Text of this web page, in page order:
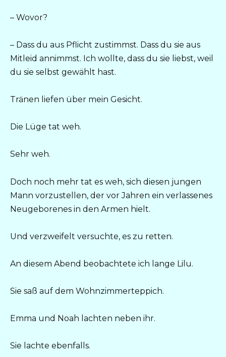
– Wovor?
– Dass du aus Pflicht zustimmst. Dass du sie aus
Mitleid annimmst. Ich wollte, dass du sie liebst, weil
du sie selbst gewählt hast.
Tränen liefen über mein Gesicht.
Die Lüge tat weh.
Sehr weh.
Doch noch mehr tat es weh, sich diesen jungen
Mann vorzustellen, der vor Jahren ein verlassenes
Neugeborenes in den Armen hielt.
Und verzweifelt versuchte, es zu retten.
An diesem Abend beobachtete ich lange Lilu.
Sie saß auf dem Wohnzimmerteppich.
Emma und Noah lachten neben ihr.
Sie lachte ebenfalls.